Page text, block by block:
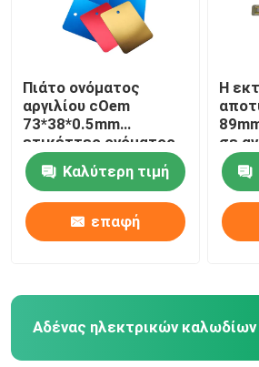
Εξαρτήματα δεσμών καλωδίων
Αδένας ηλεκτρικών καλωδίων
Ηλιακός συνδετήρας καλωδίων
ηλιακός αναστροφέας
Συνδετήρες ηλιακού πλαισίου
Πλαστική σφραγίδα ασφάλειας
Πιάτο ονόματος
αργιλίου cOem
73*38*0.5mm
ετικέττες ονόματος
χρώματος
προσδιορισμού για
τον εξοπλισμό
Καλύτερη τιμή
επαφή
Η
σε
304
Αδένας ηλεκτρικών καλωδίων